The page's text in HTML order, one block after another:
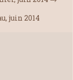
juin 2014